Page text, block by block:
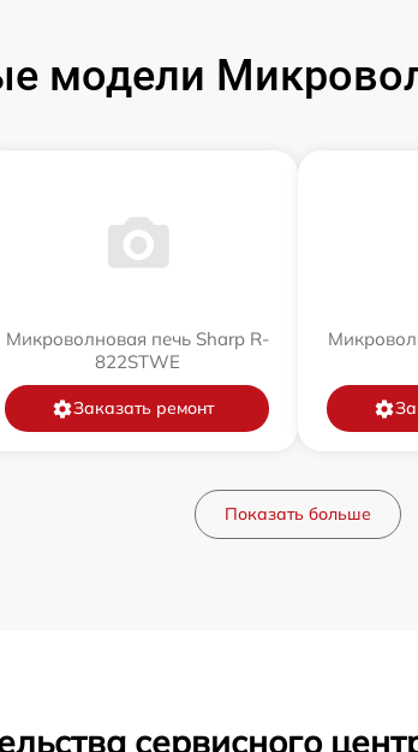
модели
Микроволновая печь Sharp R-
822STWE
Заказать ремонт
Показать больше
сервисного